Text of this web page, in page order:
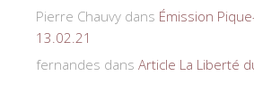
Pierre Chauvy dans Émission
13.02.21
fernandes dans Article La Liberté